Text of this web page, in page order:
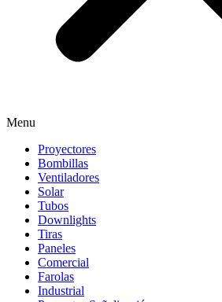
Menu
Proyectores
Bombillas
Ventiladores
Solar
Tubos
Downlights
Tiras
Paneles
Comercial
Farolas
Industrial